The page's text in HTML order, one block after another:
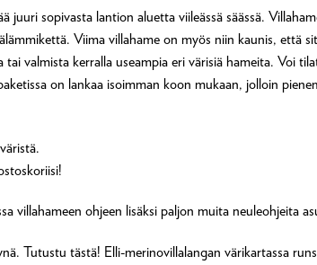
sopivasta lantion aluetta viileässä säässä.
Viima villahame on myös niin kaunis, että
valmista kerralla useampia eri värisiä hameita. Voi
on lankaa isoimman koon mukaan, jolloin
villahameen ohjeen lisäksi paljon muita neuleohjeita
Tutustu tästä! Elli-merinovillalangan värikartassa